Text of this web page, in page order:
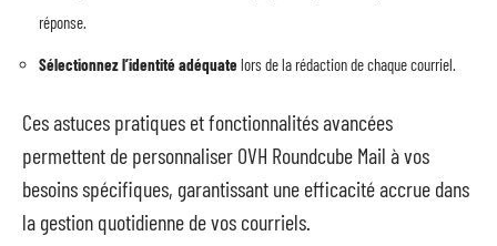
réponse.
Sélectionnez l’identité adéquatelors de la rédaction de chaque courriel.
Ces astuces pratiques et fonctionnalités avancées
permettent de personnaliser OVH Roundcube Mail à vos
besoins spécifiques, garantissant une efficacité accrue dans
la gestion quotidienne de vos courriels.